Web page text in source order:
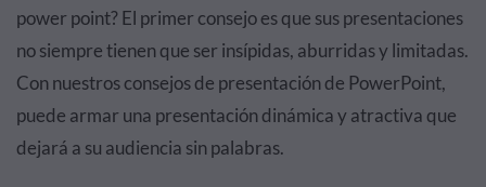
power point? El primer consejo es que sus presentaciones
no siempre tienen que ser insípidas, aburridas y limitadas.
Con nuestros consejos de presentación de PowerPoint,
puede armar una presentación dinámica y atractiva que
dejará a su audiencia sin palabras.